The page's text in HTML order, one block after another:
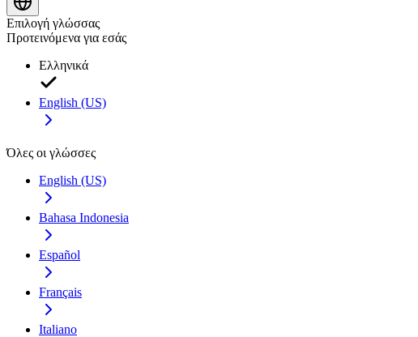
Επιλογή γλώσσας
Προτεινόμενα για εσάς
Ελληνικά
English (US)
Όλες οι γλώσσες
English (US)
Bahasa Indonesia
Español
Français
Italiano